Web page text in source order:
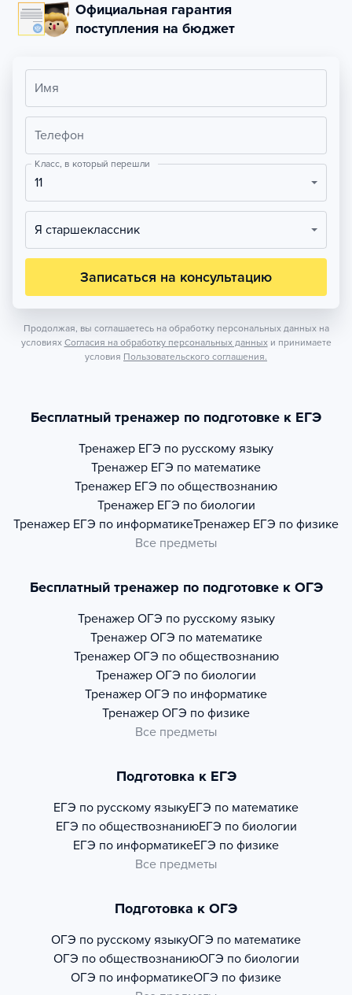
Официальная гарантия
поступления на бюджет
Имя
Телефон
Класс, в который перешли
11
Я старшеклассник
Записаться на консультацию
Продолжая, вы соглашаетесь на обработку персональных данных на
условиях Согласия на обработку персональных данных и принимаете
условия Пользовательского соглашения.
Бесплатный тренажер по подготовке к ЕГЭ
Тренажер ЕГЭ по русскому языку
Тренажер ЕГЭ по математике
Тренажер ЕГЭ по обществознанию
Тренажер ЕГЭ по биологии
Тренажер ЕГЭ по информатикеТренажер ЕГЭ по физике
Все предметы
Бесплатный тренажер по подготовке к ОГЭ
Тренажер ОГЭ по русскому языку
Тренажер ОГЭ по математике
Тренажер ОГЭ по обществознанию
Тренажер ОГЭ по биологии
Тренажер ОГЭ по информатике
Тренажер ОГЭ по физике
Все предметы
Подготовка к ЕГЭ
ЕГЭ по русскому языкуЕГЭ по математике
ЕГЭ по обществознаниюЕГЭ по биологии
ЕГЭ по информатикеЕГЭ по физике
Все предметы
Подготовка к ОГЭ
ОГЭ по русскому языкуОГЭ по математике
ОГЭ по обществознаниюОГЭ по биологии
ОГЭ по информатикеОГЭ по физике